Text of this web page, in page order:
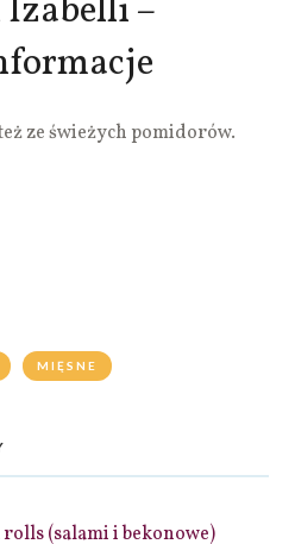
Izabelli –
ze świeżych pomidorów.
MIĘSNE
rolls (salami i bekonowe)